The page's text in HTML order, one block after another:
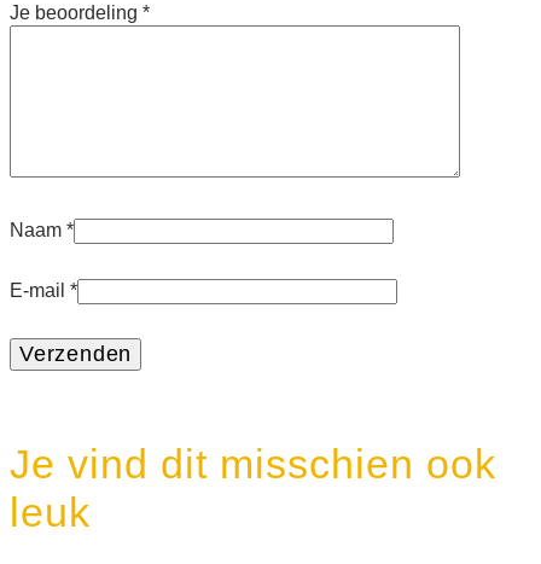
Je beoordeling *
Naam *
E-mail *
Je vind dit misschien ook
leuk